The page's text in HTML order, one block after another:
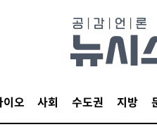
오 사회 수도권 지방